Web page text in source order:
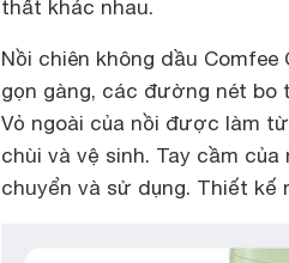
thất khác nhau.
Nồi chiên không dầu
gọn gàng, các đường nét bo
Vỏ ngoài của nồi được làm
chùi và vệ sinh. Tay cầm
chuyển và sử dụng. Thiết